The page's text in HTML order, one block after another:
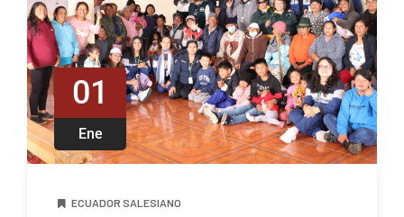
01
Ene
ECUADOR SALESIANO